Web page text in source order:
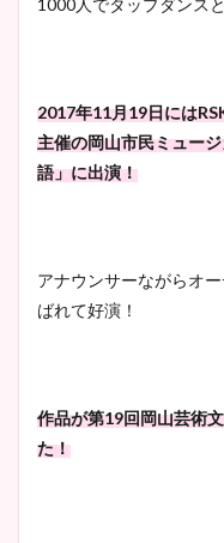
2017年11月19日には
主催の岡山市民ミュー
語」に出演！
アナウンサーながらオ
ばれて好演！
作品が第19回岡山芸術
た！